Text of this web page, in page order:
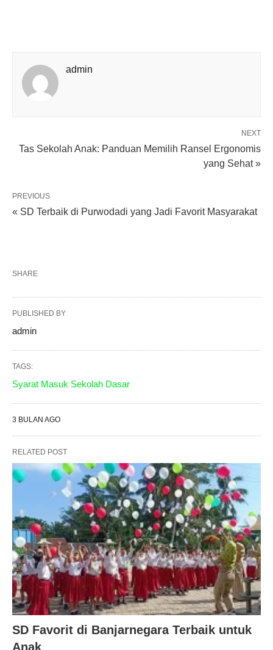
admin
NEXT
Tas Sekolah Anak: Panduan Memilih Ransel Ergonomis
yang Sehat »
PREVIOUS
« SD Terbaik di Purwodadi yang Jadi Favorit Masyarakat
SHARE
PUBLISHED BY
admin
TAGS:
Syarat Masuk Sekolah Dasar
3 BULAN AGO
RELATED POST
SD Favorit di Banjarnegara Terbaik untuk
Anak